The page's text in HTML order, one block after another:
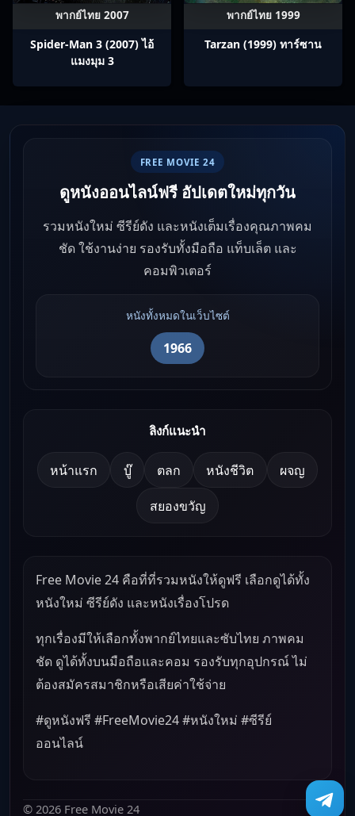
พากย์ไทย 2007
Spider-Man 3 (2007) ไอ้
แมงมุม 3
พากย์ไทย 1999
Tarzan (1999) ทาร์ซาน
FREE MOVIE 24
ดูหนังออนไลน์ฟรี อัปเดตใหม่ทุกวัน
รวมหนังใหม่ ซีรีย์ดัง และหนังเต็มเรื่องคุณภาพคม
ชัด ใช้งานง่าย รองรับทั้งมือถือ แท็บเล็ต และ
คอมพิวเตอร์
หนังทั้งหมดในเว็บไซต์
1966
ลิงก์แนะนำ
หน้าแรก บู๊ ตลก หนังชีวิต ผจญ
สยองขวัญ
Free Movie 24 คือที่ที่รวมหนังให้ดูฟรี เลือกดูได้ทั้ง
หนังใหม่ ซีรีย์ดัง และหนังเรื่องโปรด
ทุกเรื่องมีให้เลือกทั้งพากย์ไทยและซับไทย ภาพคม
ชัด ดูได้ทั้งบนมือถือและคอม รองรับทุกอุปกรณ์ ไม่
ต้องสมัครสมาชิกหรือเสียค่าใช้จ่าย
#ดูหนังฟรี #FreeMovie24 #หนังใหม่ #ซีรีย์
ออนไลน์
© 2026 Free Movie 24